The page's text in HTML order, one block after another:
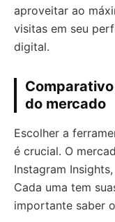
aproveitar ao
visitas em seu
digital.
do mercado
Escolher a
é crucial. O
Instagram
Cada uma tem
importante saber